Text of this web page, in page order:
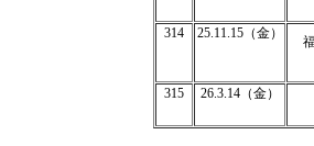
314 25.11.15（金）
315 26.3.14（金）